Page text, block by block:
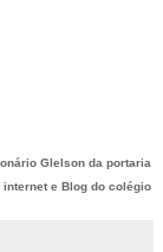
Glelson da portaria
e Blog do colégio